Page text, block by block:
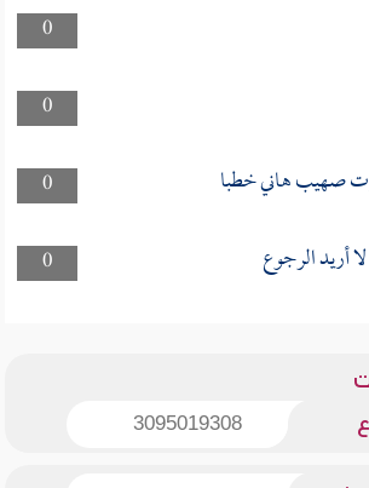
0
0
0
صهيب هاني خطبا
0
أريد الرجوع
3095019308